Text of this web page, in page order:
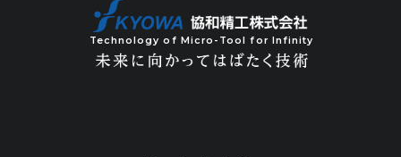
Technology of Micro-Tool for Infinity